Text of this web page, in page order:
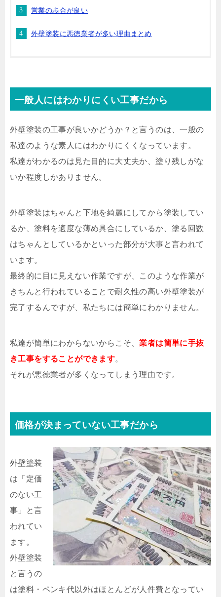
営業の歩合が良い
外壁塗装に悪徳業者が多い理由まとめ
一般人にはわかりにくい工事だから
外壁塗装の工事が良いかどうか？と言うのは、一般の
私達のような素人にはわかりにくくなっています。
私達がわかるのは見た目的に大丈夫か、塗り残しがな
いか程度しかありません。
外壁塗装はちゃんと下地を綺麗にしてから塗装してい
るか、塗料を適度な薄め具合にしているか、塗る回数
はちゃんとしているかといった部分が大事と言われて
います。
最終的に目に見えない作業ですが、このような作業が
きちんと行われていることで耐久性の高い外壁塗装が
完了するんですが、私たちには簡単にわかりません。
私達が簡単にわからないからこそ、業者は簡単に手抜
き工事をすることができます。
それが悪徳業者が多くなってしまう理由です。
価格が決まっていない工事だから
外壁塗装
は「定価
のない工
事」と言
われてい
ます。
外壁塗装
と言うの
は塗料・ペンキ代以外はほとんどが人件費となってい